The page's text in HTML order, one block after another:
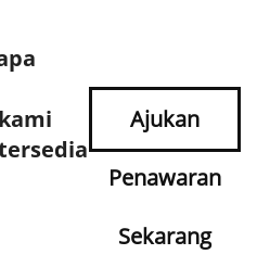
Ajukan
Penawaran
Sekarang